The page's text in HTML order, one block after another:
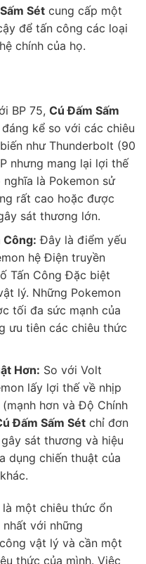
Sétcung cấp một
để tấn công các loại
chính của họ.
BP 75, Cú Đấm Sấm
kể so với các chiêu
như Thunderbolt (90
nhưng mang lại lợi thế
là Pokemon sử
rất cao hoặc được
sát thương lớn.
Công: Đây là điểm yếu
hệ Điện truyền
Tấn Công Đặc biệt
lý. Những Pokemon
tối đa sức mạnh của
ưu tiên các chiêu thức
Hơn: So với Volt
lấy lợi thế về nhịp
hơn và Độ Chính
Đấm Sấm Sétchỉ đơn
sát thương và hiệu
dụng chiến thuật của
là một chiêu thức ổn
với những
vật lý và cần một
thức của mình. Việc